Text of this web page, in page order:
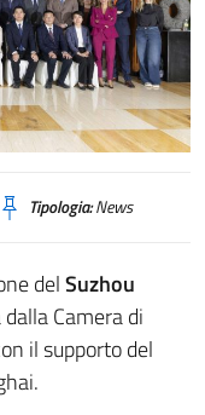
Tipologia:News
delSuzhou
Camera di
il supporto del